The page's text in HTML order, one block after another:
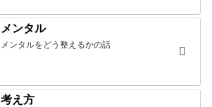
メンタル
メンタルをどう整えるかの話
考え方